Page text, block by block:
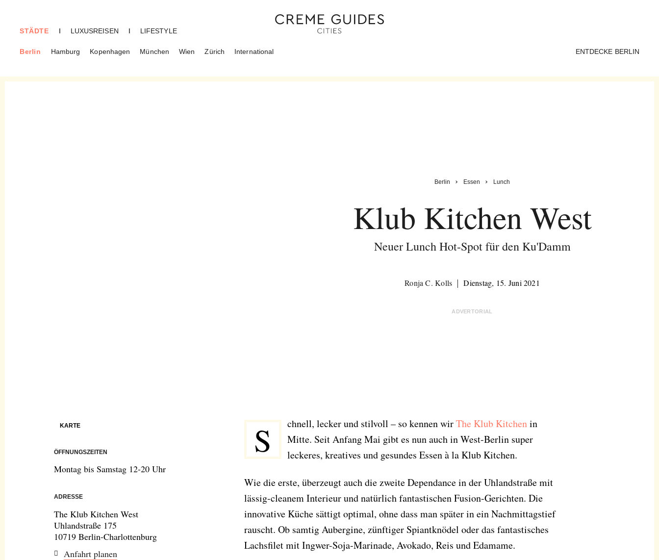
STÄDTE
Berlin Hamburg Kopenhagen München Wien Zürich International
I LUXUSREISEN I LIFESTYLE
ENTDECKE BERLIN
Berlin Essen Lunch
Klub Kitchen West
Neuer Lunch Hot-Spot für den Ku'Damm
Ronja C. Kolls Dienstag, 15. Juni 2021
ADVERTORIAL
KARTE
ÖFFNUNGSZEITEN
Montag bis Samstag 12-20 Uhr
ADRESSE
The Klub Kitchen West
Uhlandstraße 175
10719 Berlin-Charlottenburg
Anfahrt planen
S chnell, lecker und stilvoll – so kennen wirThe Klub Kitchenin
Mitte. Seit Anfang Mai gibt es nun auch in West-Berlin super
leckeres, kreatives und gesundes Essen à la Klub Kitchen.
Wie die erste, überzeugt auch die zweite Dependance in der Uhlandstraße mit
lässig-cleanem Interieur und natürlich fantastischen Fusion-Gerichten. Die
innovative Küche sättigt optimal, ohne dass man später in ein Nachmittagstief
rauscht. Ob samtig Aubergine, zünftiger Spiantknödel oder das fantastisches
Lachsfilet mit Ingwer-Soja-Marinade, Avokado, Reis und Edamame.